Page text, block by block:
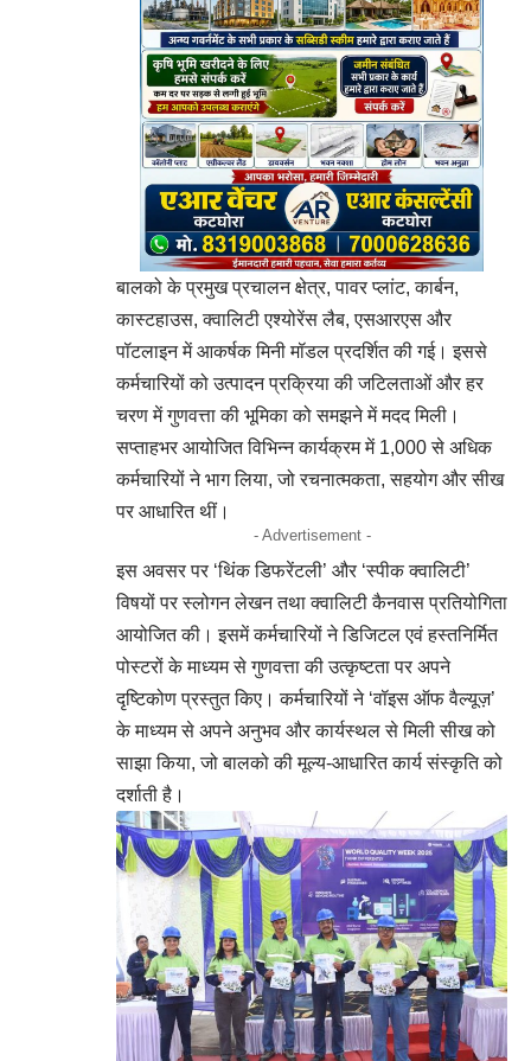
बालको के प्रमुख प्रचालन क्षेत्र, पावर प्लांट, कार्बन,
कास्टहाउस, क्वालिटी एश्योरेंस लैब, एसआरएस और
पॉटलाइन में आकर्षक मिनी मॉडल प्रदर्शित की गई। इससे
कर्मचारियों को उत्पादन प्रक्रिया की जटिलताओं और हर
चरण में गुणवत्ता की भूमिका को समझने में मदद मिली।
सप्ताहभर आयोजित विभिन्न कार्यक्रम में 1,000 से अधिक
कर्मचारियों ने भाग लिया, जो रचनात्मकता, सहयोग और सीख
पर आधारित थीं।
- Advertisement -
इस अवसर पर ‘थिंक डिफरेंटली’ और ‘स्पीक क्वालिटी’
विषयों पर स्लोगन लेखन तथा क्वालिटी कैनवास प्रतियोगिता
आयोजित की। इसमें कर्मचारियों ने डिजिटल एवं हस्तनिर्मित
पोस्टरों के माध्यम से गुणवत्ता की उत्कृष्टता पर अपने
दृष्टिकोण प्रस्तुत किए। कर्मचारियों ने ‘वॉइस ऑफ वैल्यूज़’
के माध्यम से अपने अनुभव और कार्यस्थल से मिली सीख को
साझा किया, जो बालको की मूल्य-आधारित कार्य संस्कृति को
दर्शाती है।